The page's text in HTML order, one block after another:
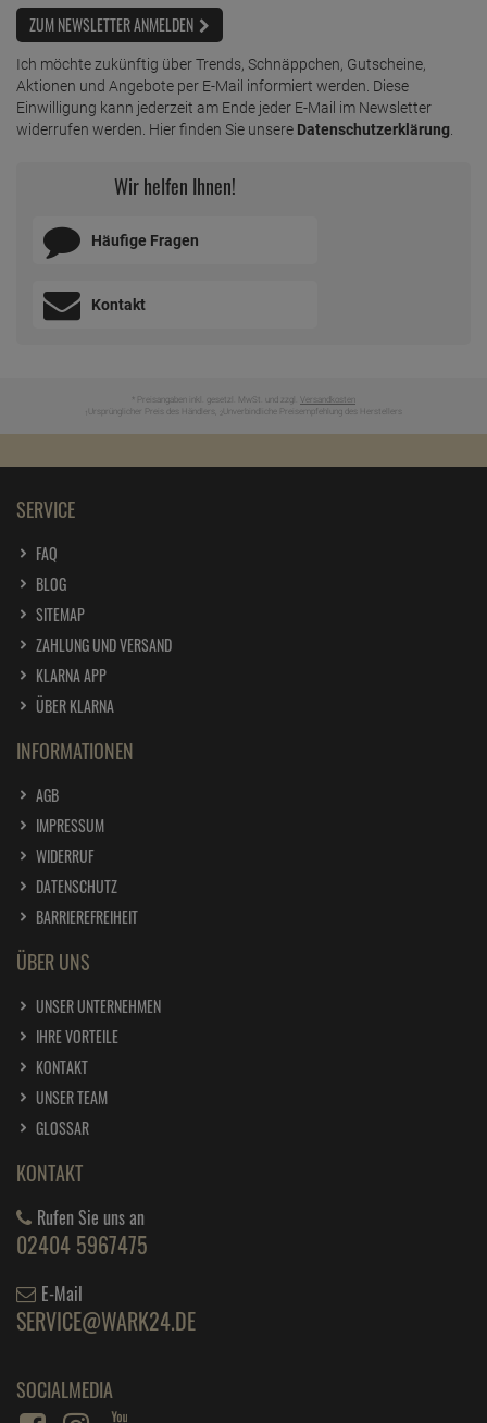
ZUM NEWSLETTER ANMELDEN
Ich möchte zukünftig über Trends, Schnäppchen, Gutscheine,
Aktionen und Angebote per E-Mail informiert werden. Diese
Einwilligung kann jederzeit am Ende jeder E-Mail im Newsletter
widerrufen werden. Hier finden Sie unsere Datenschutzerklärung
Wir helfen Ihnen!
Häufige Fragen
Kontakt
* Preisangaben inkl. gesetzl. MwSt. und zzgl. Versandkosten
Ursprünglicher Preis des Händlers, Unverbindliche Preisempfehlung des Herstellers
SERVICE
FAQ
BLOG
SITEMAP
ZAHLUNG UND VERSAND
KLARNA APP
ÜBER KLARNA
INFORMATIONEN
AGB
IMPRESSUM
WIDERRUF
DATENSCHUTZ
BARRIEREFREIHEIT
ÜBER UNS
UNSER UNTERNEHMEN
IHRE VORTEILE
KONTAKT
UNSER TEAM
GLOSSAR
KONTAKT
Rufen Sie uns an
02404 5967475
E-Mail
SERVICE@WARK24.DE
SOCIALMEDIA